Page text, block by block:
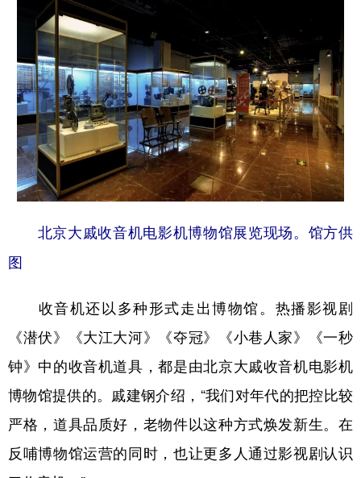
北京大戚收音机电影机博物馆展览现场。馆方供
图
收音机还以多种形式走出博物馆。热播影视剧
《潜伏》《大江大河》《夺冠》《小巷人家》《一秒
钟》中的收音机道具，都是由北京大戚收音机电影机
博物馆提供的。戚建钢介绍，“我们对年代的把控比较
严格，道具品质好，老物件以这种方式焕发新生。在
反哺博物馆运营的同时，也让更多人通过影视剧认识